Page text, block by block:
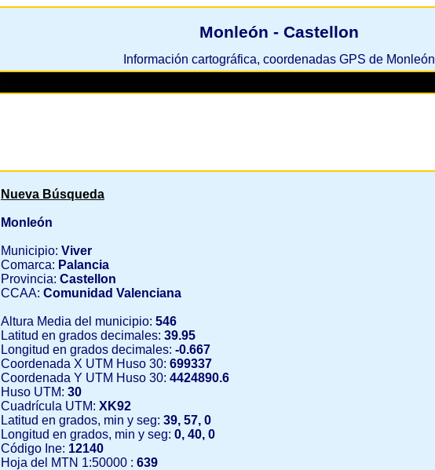
Monleón - Castellon
Información cartográfica, coordenadas GPS de Monleón
Nueva Búsqueda
Monleón
Municipio: Viver
Comarca: Palancia
Provincia: Castellon
CCAA: Comunidad Valenciana
Altura Media del municipio: 546
Latitud en grados decimales: 39.95
Longitud en grados decimales: -0.667
Coordenada X UTM Huso 30: 699337
Coordenada Y UTM Huso 30: 4424890.6
Huso UTM: 30
Cuadrícula UTM: XK92
Latitud en grados, min y seg: 39, 57, 0
Longitud en grados, min y seg: 0, 40, 0
Código Ine: 12140
Hoja del MTN 1:50000 : 639